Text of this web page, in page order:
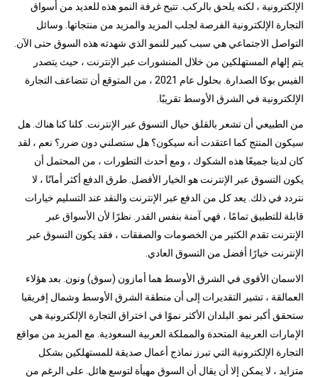
الإلكترونية ، لكنه يلحق بالركب. تتيح غرفة النمو هذه للعديد من أسواق
التجارة الإلكترونية الفرصة لجلب المزيد والمزيد من منتجاتها. وسائل
التواصل الاجتماعي هي سبب كبير للنمو الذي شهدته هذه السوق حتى الآن.
يتم إلهام المستهلكين من خلال المنشورات عبر الإنترنت ، حيث يتصدر
الفيس بوكا الصدارة. بحلول عام 2021 ، من المتوقع أن تتضاعف التجارة
الإلكترونية في الشرق الأوسط تقريبًا.
من الطبيعي أن تشعر بالقلق حيال التسوق عبر الإنترنت. كلنا كنا هناك. هل
سيكون المنتج كما اعتقدت أنه سيكون؟ هل ستصلني دون ضرر؟ نعم ، لقد
كان لدينا جميعًا هذه الشكوك ، ومع أحدث التطورات ، من المحتمل أن
يكون التسوق عبر الإنترنت هو الخيار الأفضل. طرق الدفع أكثر أمانًا ، لا
نتردد في ذلك. يعد كل من الدفع عبر الإنترنت والنقد عند التسليم خيارات
قابلة للتطبيق تمامًا ، فهي آمنة بنفس القدر. نظرًا لأن الأسواق عبر
الإنترنت تقدم الكثير من الخصومات والصفقات ، فقد يكون التسوق عبر
الإنترنت خيارًا أفضل من التسوق العادي.
الاسمان الأقوى في الشرق الأوسط هما أمازون (سوق) ونون. بعد هؤلاء
العمالقة ، تشير التقديرات إلى أن منطقة الشرق الأوسط وشمال إفريقيا
ستحقق أكبر نمو. البلدان الأكثر نموًا في اختراق التجارة الإلكترونية هي
الإمارات العربية المتحدة والمملكة العربية السعودية. مع المزيد من مواقع
التجارة الإلكترونية التي تبرز نماذج أعمال صديقة للمستهلكين بشكل
متزايد ، لا يمكن إلا أن يقال أن السوق مهيأة لتوسع هائل. على الرغم من